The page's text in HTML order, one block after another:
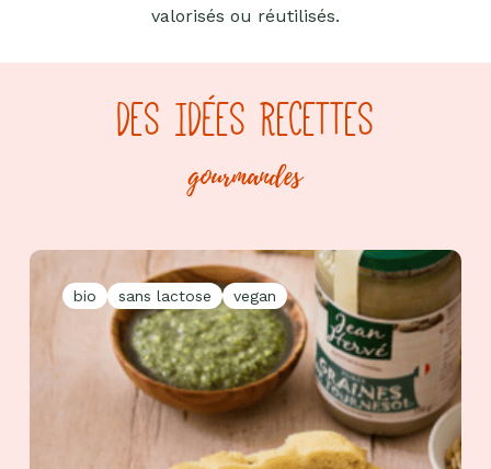
valorisés ou réutilisés.
DES IDÉES RECETTES
gourmandes
bio sans lactose vegan